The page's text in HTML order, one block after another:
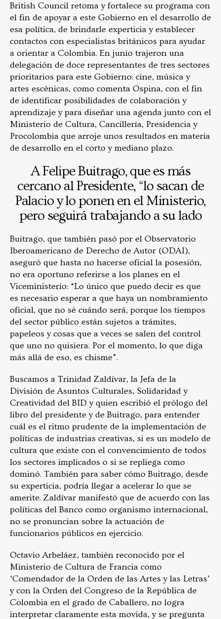
British Council retoma y fortalece su programa con
el fin de apoyar a este Gobierno en el desarrollo de
esa política, de brindarle experticia y establecer
contactos con especialistas británicos para ayudar
a orientar a Colombia. En junio trajeron una
delegación de doce representantes de tres sectores
prioritarios para este Gobierno: cine, música y
artes escénicas, como comenta Ospina, con el fin
de identificar posibilidades de colaboración y
aprendizaje y para diseñar una agenda junto con el
Ministerio de Cultura, Cancillería, Presidencia y
Procolombia que arroje unos resultados en materia
de desarrollo en el corto y mediano plazo.
A Felipe Buitrago, que es más
cercano al Presidente, “lo sacan de
Palacio y lo ponen en el Ministerio,
pero seguirá trabajando a su lado
Buitrago, que también pasó por el Observatorio
Iberoamericano de Derecho de Autor (ODAI),
aseguró que hasta no hacerse oficial la posesión,
no era oportuno referirse a los planes en el
Viceministerio: “Lo único que puedo decir es que
es necesario esperar a que haya un nombramiento
oficial, que no sé cuándo será, porque los tiempos
del sector público están sujetos a trámites,
papeleos y cosas que a veces se salen del control
que uno no quisiera. Por el momento, lo que diga
más allá de eso, es chisme”.
Buscamos a Trinidad Zaldívar, la Jefa de la
División de Asuntos Culturales, Solidaridad y
Creatividad del BID y quien escribió el prólogo del
libro del presidente y de Buitrago, para entender
cuál es el ritmo prudente de la implementación de
políticas de industrias creativas, si es un modelo de
cultura que existe con el convencimiento de todos
los sectores implicados o si se repliega como
dominó. También para saber cómo Buitrago, desde
su experticia, podría llegar a acelerar lo que se
amerite. Zaldívar manifestó que de acuerdo con las
políticas del Banco como organismo internacional,
no se pronuncian sobre la actuación de
funcionarios públicos en ejercicio.
Octavio Arbeláez, también reconocido por el
Ministerio de Cultura de Francia como
‘Comendador de la Orden de las Artes y las Letras’
y con la Orden del Congreso de la República de
Colombia en el grado de Caballero, no logra
interpretar claramente esta movida, y se pregunta